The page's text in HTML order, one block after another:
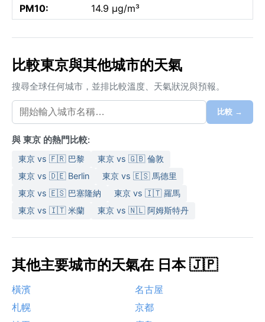
PM10:
14.9 µg/m³
比較東京與其他城市的天氣
搜尋全球任何城市，並排比較溫度、天氣狀況與預報。
比較 →
與 東京 的熱門比較:
東京 vs 🇫🇷 巴黎
東京 vs 🇬🇧 倫敦
東京 vs 🇩🇪 Berlin
東京 vs 🇪🇸 馬德里
東京 vs 🇪🇸 巴塞隆納
東京 vs 🇮🇹 羅馬
東京 vs 🇮🇹 米蘭
東京 vs 🇳🇱 阿姆斯特丹
其他主要城市的天氣在 日本 🇯🇵
橫濱
名古屋
札幌
京都